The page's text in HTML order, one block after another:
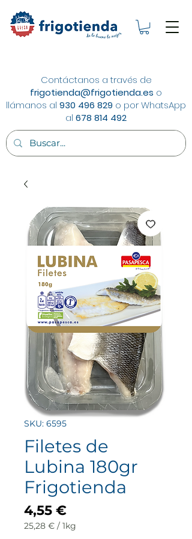
Contáctanos a través de
frigotienda@frigotienda.es o
llámanos al 930 496 829 o por WhatsApp
al 678 814 492
SKU: 6595
Filetes de
Lubina 180gr
Frigotienda
4,55 €Precio
25,28 € / 1kg